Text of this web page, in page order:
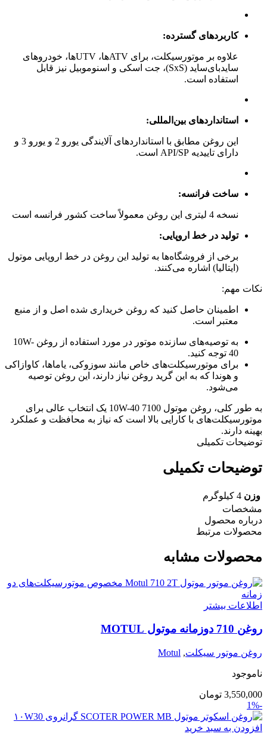
کاربردهای گسترده:
علاوه بر موتورسیکلت، برای ATVها، UTVها، خودروهای
سایدبای‌ساید (SxS)، جت اسکی و اسنوموبیل نیز قابل
استفاده است.
استانداردهای بین‌المللی:
این روغن مطابق با استانداردهای آلایندگی یورو 2 و یورو 3 و
دارای تاییدیه API/SP است.
ساخت فرانسه:
نسخه 4 لیتری این روغن معمولاً ساخت کشور فرانسه است
تولید در خط اروپایی:
برخی از فروشگاه‌ها به تولید این روغن در خط اروپایی موتول
(ایتالیا) اشاره می‌کنند.
نکات مهم:
اطمینان حاصل کنید که روغن خریداری شده اصل و از منبع
معتبر است.
به توصیه‌های سازنده موتور در مورد استفاده از روغن 10W-
40 توجه کنید.
برای موتورسیکلت‌های خاص مانند سوزوکی، یاماها، کاوازاکی
و هوندا که به این گرید روغن نیاز دارند، این روغن توصیه
می‌شود.
به طور کلی، روغن موتول 7100 10W-40 یک انتخاب عالی برای
موتورسیکلت‌های با کارایی بالا است که نیاز به محافظت و عملکرد
بهینه دارند.
توضیحات تکمیلی
توضیحات تکمیلی
وزن 4 کیلوگرم
مشخصات
درباره محصول
محصولات مرتبط
محصولات مشابه
اطلاعات بیشتر
روغن 710 دوزمانه موتول MOTUL
روغن موتور سیکلت,
Motul
ناموجود
3,550,000 تومان
-1%
افزودن به سبد خرید